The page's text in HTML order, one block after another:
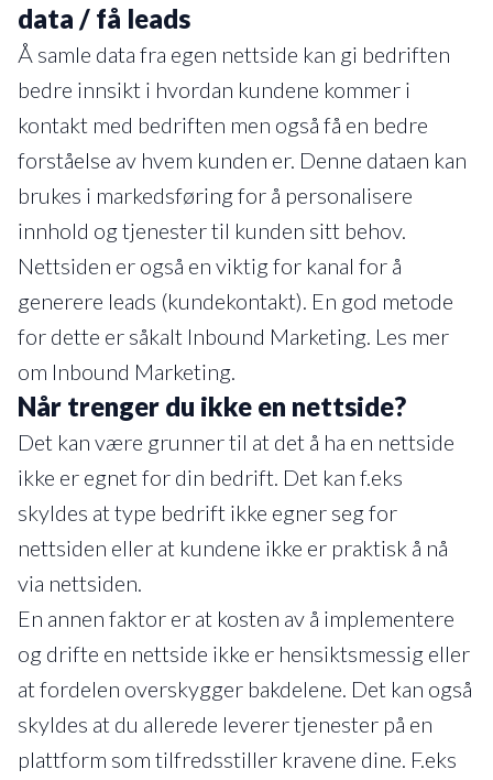
data / få leads
Å samle data fra egen nettside kan gi bedriften
bedre innsikt i hvordan kundene kommer i
kontakt med bedriften men også få en bedre
forståelse av hvem kunden er. Denne dataen kan
brukes i markedsføring for å personalisere
innhold og tjenester til kunden sitt behov.
Nettsiden er også en viktig for kanal for å
generere leads (kundekontakt). En god metode
for dette er såkalt Inbound Marketing. Les mer
om Inbound Marketing.
Når trenger du ikke en nettside?
Det kan være grunner til at det å ha en nettside
ikke er egnet for din bedrift. Det kan f.eks
skyldes at type bedrift ikke egner seg for
nettsiden eller at kundene ikke er praktisk å nå
via nettsiden.
En annen faktor er at kosten av å implementere
og drifte en nettside ikke er hensiktsmessig eller
at fordelen overskygger bakdelene. Det kan også
skyldes at du allerede leverer tjenester på en
plattform som tilfredsstiller kravene dine. F.eks